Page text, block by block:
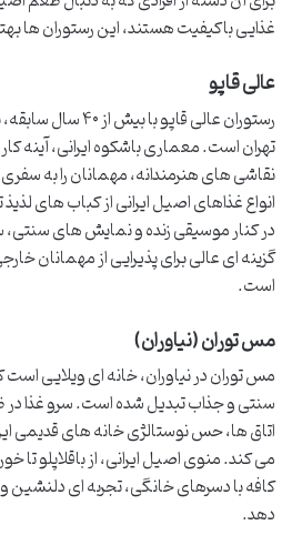
غذایی باکیفیت هستند، این رستوران ها
عالی قاپو
رستوران عالی قاپو
تهران است. معماری باشکوه ایرانی، آینه
نقاشی های هنرمندانه، مهمانان را به سفری
انواع غذاهای اصیل ایرانی از کباب های
در کنار موسیقی زنده و نمایش های
گزینه ای عالی برای پذیرایی از مهمانان
است.
مس توران (نیاوران)
مس توران در نیاوران، خانه ای ویلایی
سنتی و جذاب تبدیل شده است. سرو غذا
اتاق ها، حس نوستالژی خانه های قدیمی
می کند. منوی اصیل ایرانی، از باقلاپلو
کافه با دسرهای خانگی، تجربه ای دلنشین
دهد.